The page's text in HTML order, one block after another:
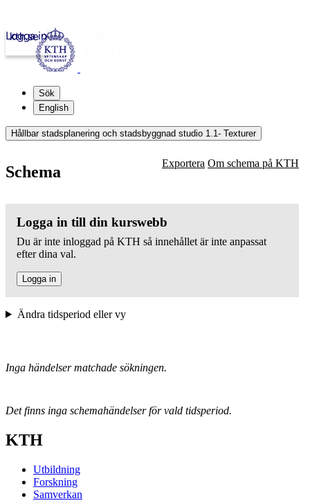
kth.se
Logga in
Sök
English
Hållbar stadsplanering och stadsbyggnad studio 1.1- Texturer
Schema Exportera Om schema på KTH
Logga in till din kurswebb
Du är inte inloggad på KTH så innehållet är inte anpassat
efter dina val.
Logga in
Ändra tidsperiod eller vy
Inga händelser matchade sökningen.
Det finns inga schemahändelser för vald tidsperiod.
KTH
Utbildning
Forskning
Samverkan